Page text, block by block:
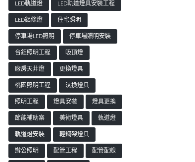
LED軌道燈
LED軌道燈具安裝工程
LED鋁條燈
住宅照明
停車場LED照明
停車場照明安裝
台鈺照明工程
吸頂燈
廠房天井燈
更換燈具
桃園照明工程
汰換燈具
照明工程
燈具安裝
燈具更換
節能補助案
美術燈具
軌道燈
軌道燈安裝
輕鋼架燈具
辦公照明
配管工程
配管配線